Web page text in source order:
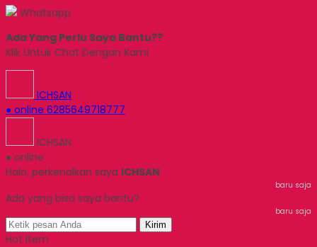
Whatsapp
Ada Yang Perlu Saya Bantu??
Klik Untuk Chat Dengan Kami
ICHSAN
● online 6285649718777
ICHSAN
● online
Halo, perkenalkan saya ICHSAN
baru saja
Ada yang bisa saya bantu?
baru saja
Kirim
Hot Item